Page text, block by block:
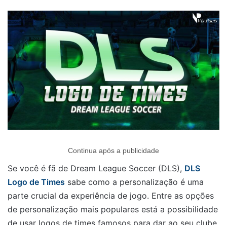
Continua após a publicidade
Se você é fã de Dream League Soccer (DLS), DLS
Logo de Times sabe como a personalização é uma
parte crucial da experiência de jogo. Entre as opções
de personalização mais populares está a possibilidade